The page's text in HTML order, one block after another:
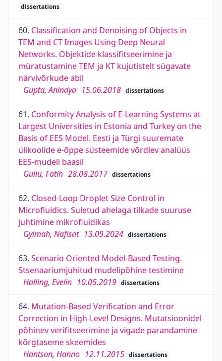
dissertations
60. Classification and Denoising of Objects in
TEM and CT Images Using Deep Neural
Networks. Objektide klassifitseerimine ja
müratustamine TEM ja KT kujutistelt sügavate
närvivõrkude abil
Gupta, Anindya 15.06.2018 dissertations
61. Conformity Analysis of E-Learning Systems at
Largest Universities in Estonia and Turkey on the
Basis of EES Model. Eesti ja Türgi suuremate
ülikoolide e-õppe süsteemide võrdlev analüüs
EES-mudeli baasil
Güllü, Fatih 28.08.2017 dissertations
62. Closed-Loop Droplet Size Control in
Microﬂuidics. Suletud ahelaga tilkade suuruse
juhtimine mikroﬂuidikas
Gyimah, Naﬁsat 13.09.2024 dissertations
63. Scenario Oriented Model-Based Testing.
Stsenaariumjuhitud mudelipõhine testimine
Halling, Evelin 10.05.2019 dissertations
64. Mutation-Based Verification and Error
Correction in High-Level Designs. Mutatsioonidel
põhinev verifitseerimine ja vigade parandamine
kõrgtaseme skeemides
Hantson, Hanno 12.11.2015 dissertations